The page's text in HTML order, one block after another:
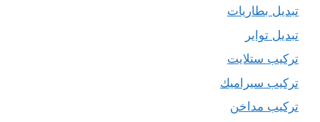
تبديل بطاريات
تبديل تواير
تركيب ستلايت
تركيب سيراميك
تركيب مداخن